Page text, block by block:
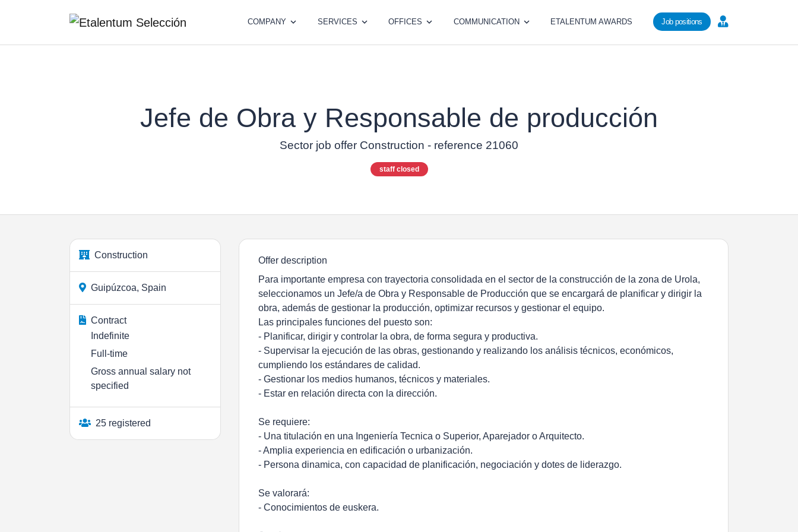
COMPANY SERVICES OFFICES COMMUNICATION ETALENTUM AWARDS Job positions
Jefe de Obra y Responsable de producción
Sector job offer Construction - reference 21060
staff closed
Construction
Guipúzcoa, Spain
Contract
Indefinite
Full-time
Gross annual salary not
specified
25 registered
Offer description
Para importante empresa con trayectoria consolidada en el sector de la construcción de la zona de Urola,
seleccionamos un Jefe/a de Obra y Responsable de Producción que se encargará de planificar y dirigir la
obra, además de gestionar la producción, optimizar recursos y gestionar el equipo.
Las principales funciones del puesto son:
- Planificar, dirigir y controlar la obra, de forma segura y productiva.
- Supervisar la ejecución de las obras, gestionando y realizando los análisis técnicos, económicos,
cumpliendo los estándares de calidad.
- Gestionar los medios humanos, técnicos y materiales.
- Estar en relación directa con la dirección.
Se requiere:
- Una titulación en una Ingeniería Tecnica o Superior, Aparejador o Arquitecto.
- Amplia experiencia en edificación o urbanización.
- Persona dinamica, con capacidad de planificación, negociación y dotes de liderazgo.
Se valorará:
- Conocimientos de euskera.